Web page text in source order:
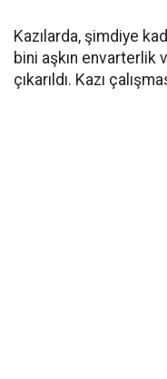
Kazılarda, şimdiye
bini aşkın
çıkarıldı. Kazı